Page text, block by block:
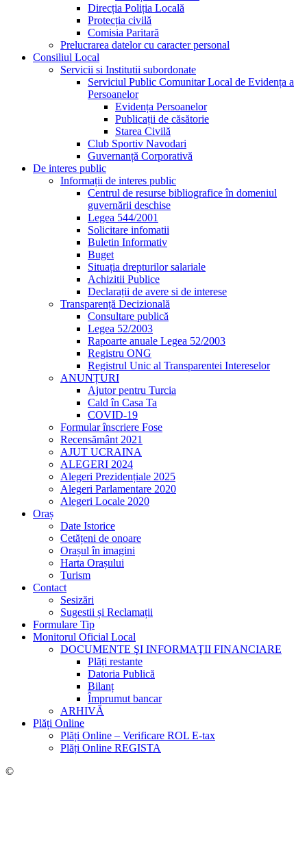
Direcția Poliția Locală
Protecția civilă
Comisia Paritară
Prelucrarea datelor cu caracter personal
Consiliul Local
Servicii si Institutii subordonate
Serviciul Public Comunitar Local de Evidența a
Persoanelor
Evidența Persoanelor
Publicații de căsătorie
Starea Civilă
Club Sportiv Navodari
Guvernanță Corporativă
De interes public
Informații de interes public
Centrul de resurse bibliografice în domeniul
guvernării deschise
Legea 544/2001
Solicitare infomatii
Buletin Informativ
Buget
Situația drepturilor salariale
Achizitii Publice
Declarații de avere si de interese
Transparență Decizională
Consultare publică
Legea 52/2003
Rapoarte anuale Legea 52/2003
Registru ONG
Registrul Unic al Transparentei Intereselor
ANUNȚURI
Ajutor pentru Turcia
Cald în Casa Ta
COVID-19
Formular înscriere Fose
Recensământ 2021
AJUT UCRAINA
ALEGERI 2024
Alegeri Prezidențiale 2025
Alegeri Parlamentare 2020
Alegeri Locale 2020
Oraș
Date Istorice
Cetățeni de onoare
Orașul în imagini
Harta Orașului
Turism
Contact
Sesizări
Sugestii și Reclamații
Formulare Tip
Monitorul Oficial Local
DOCUMENTE ŞI INFORMAŢII FINANCIARE
Plăți restante
Datoria Publică
Bilanț
Împrumut bancar
ARHIVĂ
Plăți Online
Plăți Online – Verificare ROL E-tax
Plăți Online REGISTA
©